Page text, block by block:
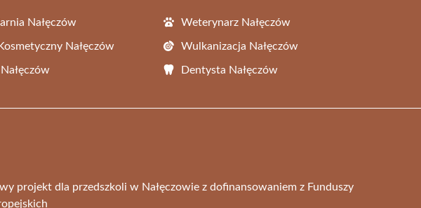
Nałęczów Weterynarz Nałęczów
Nałęczów Wulkanizacja Nałęczów
Dentysta Nałęczów
projekt dla przedszkoli w Nałęczowie z dofinansowaniem z Funduszy